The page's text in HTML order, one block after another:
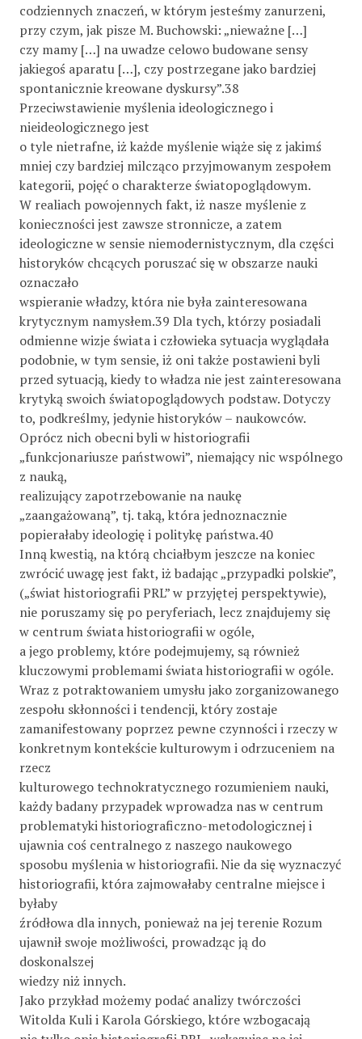
codziennych znaczeń, w którym jesteśmy zanurzeni,
przy czym, jak pisze M. Buchowski: „nieważne […]
czy mamy […] na uwadze celowo budowane sensy
jakiegoś aparatu […], czy postrzegane jako bardziej
spontanicznie kreowane dyskursy”.38
Przeciwstawienie myślenia ideologicznego i
nieideologicznego jest
o tyle nietrafne, iż każde myślenie wiąże się z jakimś
mniej czy bardziej milcząco przyjmowanym zespołem
kategorii, pojęć o charakterze światopoglądowym.
W realiach powojennych fakt, iż nasze myślenie z
konieczności jest zawsze stronnicze, a zatem
ideologiczne w sensie niemodernistycznym, dla części
historyków chcących poruszać się w obszarze nauki
oznaczało
wspieranie władzy, która nie była zainteresowana
krytycznym namysłem.39 Dla tych, którzy posiadali
odmienne wizje świata i człowieka sytuacja wyglądała
podobnie, w tym sensie, iż oni także postawieni byli
przed sytuacją, kiedy to władza nie jest zainteresowana
krytyką swoich światopoglądowych podstaw. Dotyczy
to, podkreślmy, jedynie historyków – naukowców.
Oprócz nich obecni byli w historiografii
„funkcjonariusze państwowi”, niemający nic wspólnego
z nauką,
realizujący zapotrzebowanie na naukę
„zaangażowaną”, tj. taką, która jednoznacznie
popierałaby ideologię i politykę państwa.40
Inną kwestią, na którą chciałbym jeszcze na koniec
zwrócić uwagę jest fakt, iż badając „przypadki polskie”,
(„świat historiografii PRL” w przyjętej perspektywie),
nie poruszamy się po peryferiach, lecz znajdujemy się
w centrum świata historiografii w ogóle,
a jego problemy, które podejmujemy, są również
kluczowymi problemami świata historiografii w ogóle.
Wraz z potraktowaniem umysłu jako zorganizowanego
zespołu skłonności i tendencji, który zostaje
zamanifestowany poprzez pewne czynności i rzeczy w
konkretnym kontekście kulturowym i odrzuceniem na
rzecz
kulturowego technokratycznego rozumieniem nauki,
każdy badany przypadek wprowadza nas w centrum
problematyki historiograficzno-metodologicznej i
ujawnia coś centralnego z naszego naukowego
sposobu myślenia w historiografii. Nie da się wyznaczyć
historiografii, która zajmowałaby centralne miejsce i
byłaby
źródłowa dla innych, ponieważ na jej terenie Rozum
ujawnił swoje możliwości, prowadząc ją do
doskonalszej
wiedzy niż innych.
Jako przykład możemy podać analizy twórczości
Witolda Kuli i Karola Górskiego, które wzbogacają